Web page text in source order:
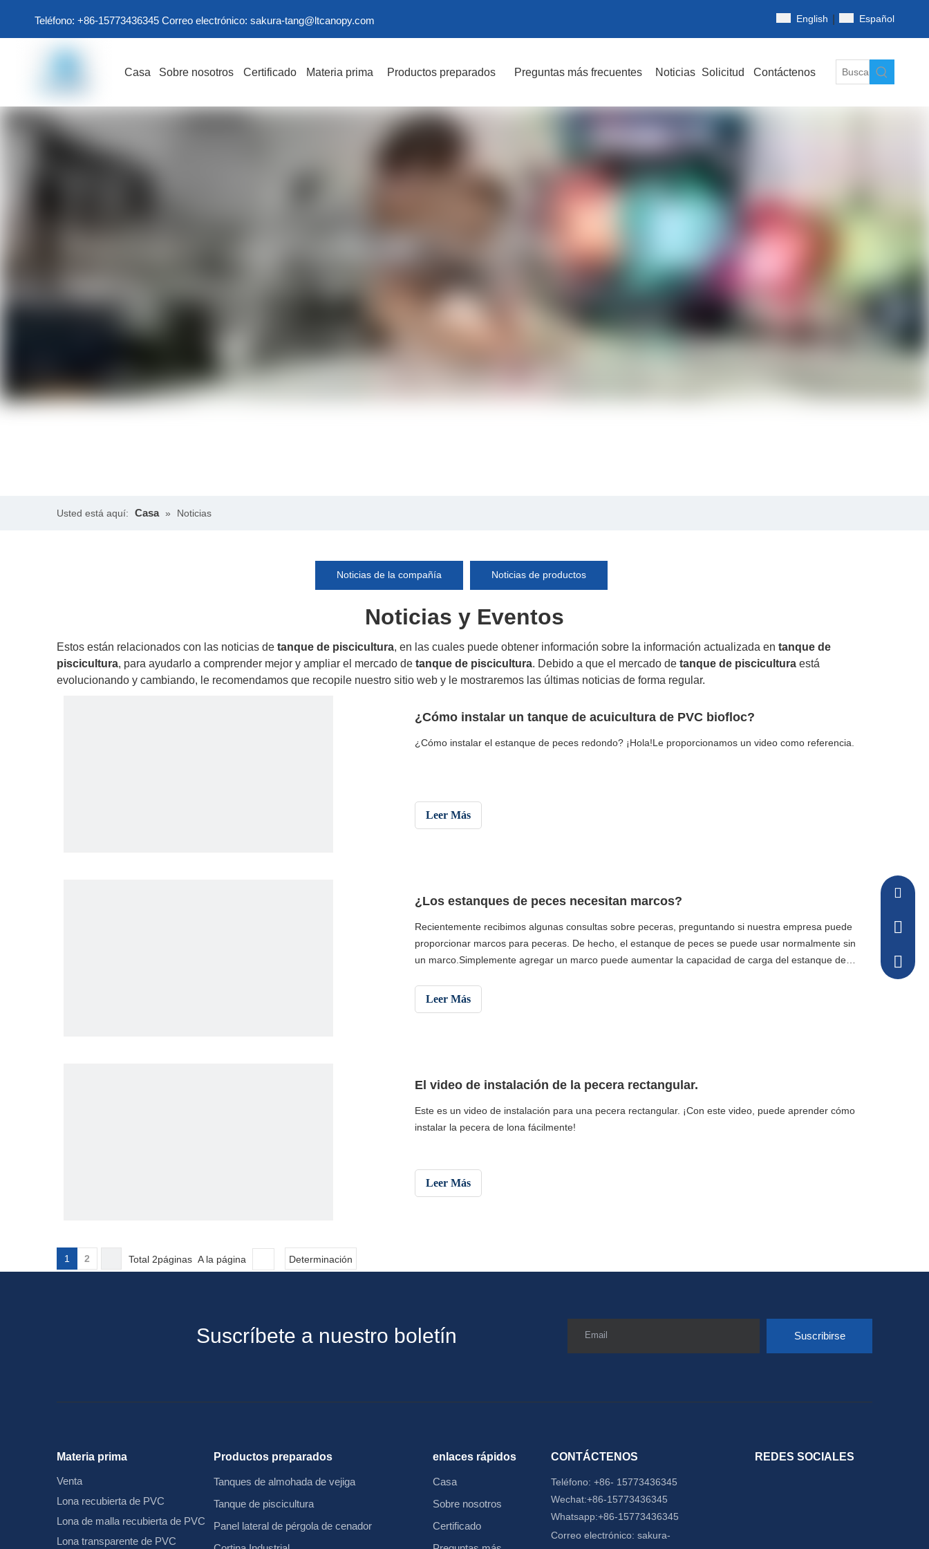
Teléfono: +86-15773436345 Correo electrónico: sakura-tang@ltcanopy.com English Español
Casa Sobre nosotros Certificado Materia prima Productos preparados Preguntas más frecuentes Noticias Solicitud Contáctenos
Usted está aquí: Casa » Noticias
Noticias de la compañía Noticias de productos
Noticias y Eventos
Estos están relacionados con las noticias de tanque de piscicultura, en las cuales puede obtener información sobre la información actualizada en tanque de
piscicultura, para ayudarlo a comprender mejor y ampliar el mercado de tanque de piscicultura. Debido a que el mercado de tanque de piscicultura está
evolucionando y cambiando, le recomendamos que recopile nuestro sitio web y le mostraremos las últimas noticias de forma regular.
¿Cómo instalar un tanque de acuicultura de PVC biofloc?
¿Cómo instalar el estanque de peces redondo? ¡Hola!Le proporcionamos un video como referencia.
Leer Más
¿Los estanques de peces necesitan marcos?
Recientemente recibimos algunas consultas sobre peceras, preguntando si nuestra empresa puede
proporcionar marcos para peceras. De hecho, el estanque de peces se puede usar normalmente sin
un marco.Simplemente agregar un marco puede aumentar la capacidad de carga del estanque de
Leer Más
El video de instalación de la pecera rectangular.
Este es un video de instalación para una pecera rectangular. ¡Con este video, puede aprender cómo
instalar la pecera de lona fácilmente!
Leer Más
1 2 Total 2páginas A la página Determinación
+86-
Suscríbete a nuestro boletín Email Suscribirse
Materia prima
Venta
Lona recubierta de PVC
Lona de malla recubierta de PVC
Lona transparente de PVC
Productos preparados
Tanques de almohada de vejiga
Tanque de piscicultura
Panel lateral de pérgola de cenador
enlaces rápidos
Casa
Sobre nosotros
Certificado
CONTÁCTENOS
Teléfono:+86- 15773436345
Wechat:+86-15773436345
Whatsapp:+86-15773436345
Correo electrónico:sakura-
REDES SOCIALES